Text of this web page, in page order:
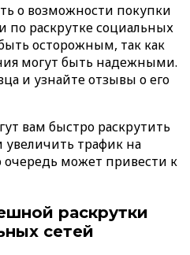
о возможности покупки
по раскрутке социальных
осторожным, так как
могут быть надежными.
и узнайте отзывы о его
вам быстро раскрутить
увеличить трафик на
очередь может привести к
раскрутки
сетей